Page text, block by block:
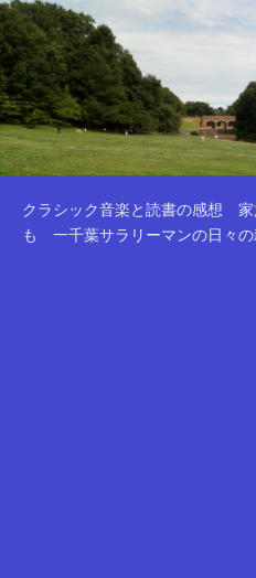
クラシック音楽と読書の感想
も 一千葉サラリーマンの日々の